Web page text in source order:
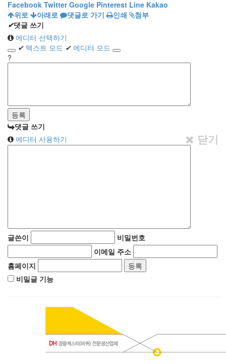
Facebook Twitter Google Pinterest Line Kakao
위로
아래로 댓글로 가기 인쇄
첨부
✔댓글 쓰기
에디터 선택하기
✔ 텍스트 모드 ✔ 에디터 모드
?
댓글 쓰기
에디터 사용하기
닫기
글쓴이
비밀번호
이메일 주소
홈페이지
비밀글 기능